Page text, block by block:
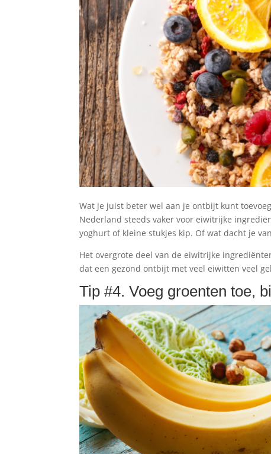
Wat je juist beter wel aan je ontbijt kunt
Nederland steeds vaker voor eiwitrijke
yoghurt of kleine stukjes kip. Of wat dacht je
Het overgrote deel van de eiwitrijke
dat een gezond ontbijt met veel eiwitten veel
Tip #4. Voeg groenten toe,